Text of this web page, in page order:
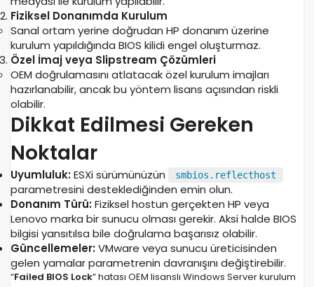
Fiziksel Donanımda Kurulum
Sanal ortam yerine doğrudan HP donanım üzerine
kurulum yapıldığında BIOS kilidi engel oluşturmaz.
Özel İmaj veya Slipstream Çözümleri
OEM doğrulamasını atlatacak özel kurulum imajları
hazırlanabilir, ancak bu yöntem lisans açısından riskli
olabilir.
Dikkat Edilmesi Gereken
Noktalar
Uyumluluk:ESXi sürümünüzün smbios.reflecthost
parametresini desteklediğinden emin olun.
Donanım Türü:Fiziksel hostun gerçekten HP veya
Lenovo marka bir sunucu olması gerekir. Aksi halde BIOS
bilgisi yansıtılsa bile doğrulama başarısız olabilir.
Güncellemeler:VMware veya sunucu üreticisinden
gelen yamalar parametrenin davranışını değiştirebilir.
“Failed BIOS Lock” hatası OEM lisanslı Windows Server kurulum